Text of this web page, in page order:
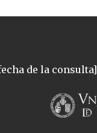
de la consulta]